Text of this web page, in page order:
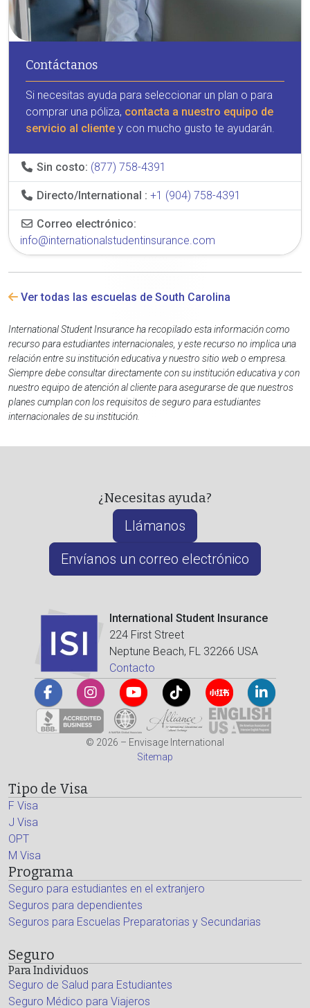
Contáctanos
Si necesitas ayuda para seleccionar un plan o para
comprar una póliza, contacta a nuestro equipo de
servicio al cliente y con mucho gusto te ayudarán.
Sin costo: (877) 758-4391
Directo/International : +1 (904) 758-4391
Correo electrónico:
info@internationalstudentinsurance.com
Ver todas las escuelas de South Carolina
International Student Insurance ha recopilado esta información como
recurso para estudiantes internacionales, y este recurso no implica una
relación entre su institución educativa y nuestro sitio web o empresa.
Siempre debe consultar directamente con su institución educativa y con
nuestro equipo de atención al cliente para asegurarse de que nuestros
planes cumplan con los requisitos de seguro para estudiantes
internacionales de su institución.
¿Necesitas ayuda?
Llámanos
Envíanos un correo electrónico
International Student Insurance
224 First Street
Neptune Beach, FL 32266 USA
Contacto
© 2026 – Envisage International
Sitemap
Tipo de Visa
F Visa
J Visa
OPT
M Visa
Programa
Seguro para estudiantes en el extranjero
Seguros para dependientes
Seguros para Escuelas Preparatorias y Secundarias
Seguro
Para Individuos
Seguro de Salud para Estudiantes
Seguro Médico para Viajeros